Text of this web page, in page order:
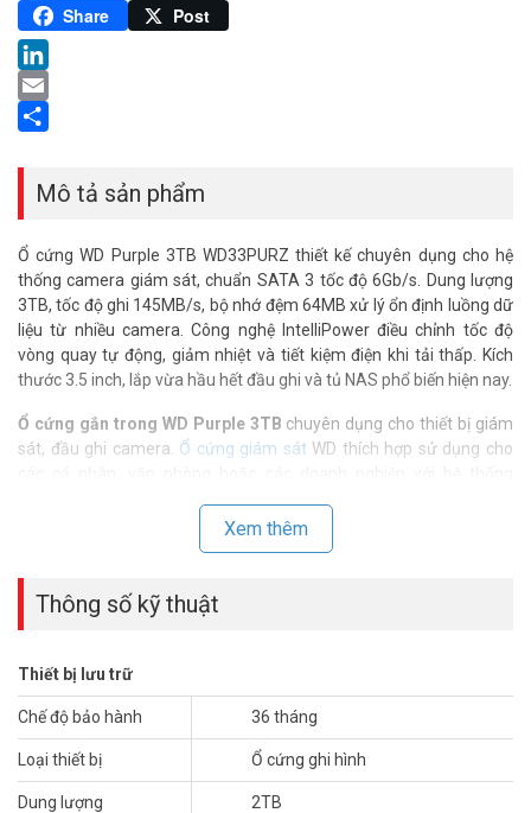
Pinterest
Share Post
LinkedIn
Email
Mô tả sản phẩm
Ổ cứng WD Purple 3TB WD33PURZ thiết kế chuyên dụng cho hệ
thống camera giám sát, chuẩn SATA 3 tốc độ 6Gb/s. Dung lượng
3TB, tốc độ ghi 145MB/s, bộ nhớ đệm 64MB xử lý ổn định luồng dữ
liệu từ nhiều camera. Công nghệ IntelliPower điều chỉnh tốc độ
vòng quay tự động, giảm nhiệt và tiết kiệm điện khi tải thấp. Kích
thước 3.5 inch, lắp vừa hầu hết đầu ghi và tủ NAS phổ biến hiện nay.
Ổ cứng gắn trong WD Purple 3TB chuyên dụng cho thiết bị giám
sát, đầu ghi camera. Ổ cứng giám sát WD thích hợp sử dụng cho
Xem thêm
Thông số kỹ thuật
Thiết bị lưu trữ
Chế độ bảo hành 36 tháng
Loại thiết bị Ổ cứng ghi hình
Dung lượng 2TB